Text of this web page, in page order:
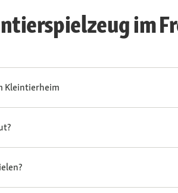
im
Kleintierheim